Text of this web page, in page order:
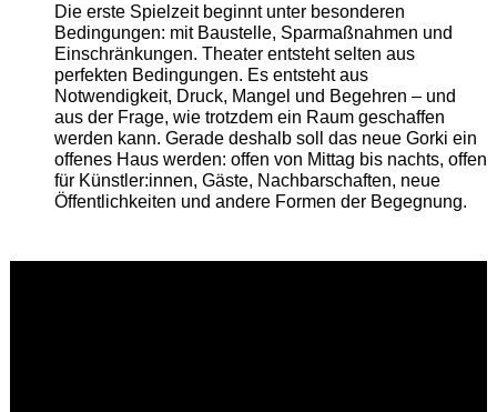
Die erste Spielzeit beginnt unter besonderen
Bedingungen: mit Baustelle, Sparmaßnahmen und
Einschränkungen. Theater entsteht selten aus
perfekten Bedingungen. Es entsteht aus
Notwendigkeit, Druck, Mangel und Begehren – und
aus der Frage, wie trotzdem ein Raum geschaffen
werden kann. Gerade deshalb soll das neue Gorki ein
offenes Haus werden: offen von Mittag bis nachts, offen
für Künstler:innen, Gäste, Nachbarschaften, neue
Öffentlichkeiten und andere Formen der Begegnung.